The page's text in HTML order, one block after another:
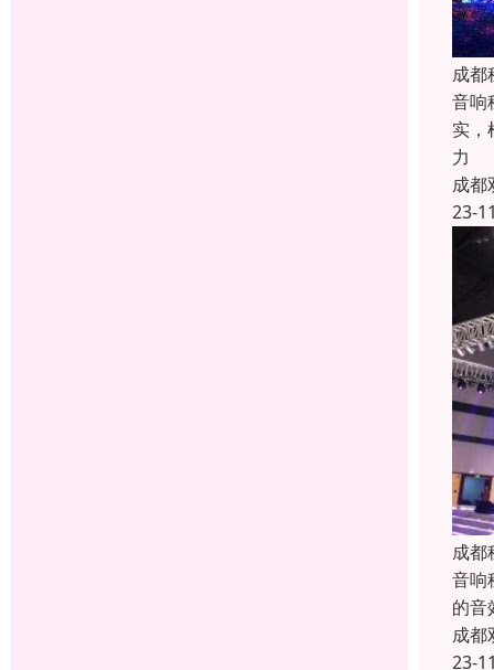
成都
音响
实，
力
成都
23-
成都
音响
的音
成都
23-